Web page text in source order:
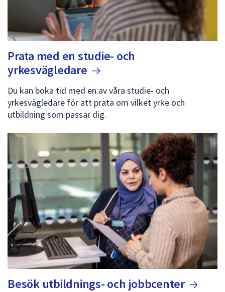
Prata med en studie- och
yrkesvägledare
Du kan boka tid med en av våra studie- och
yrkesvägledare för att prata om vilket yrke och
utbildning som passar dig.
Besök utbildnings- och jobbcenter